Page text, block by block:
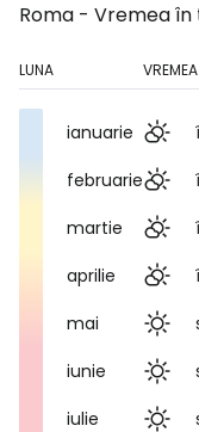
Roma - Vremea în
LUNA VREMEA
ianuarie
februarie
martie
aprilie
mai
iunie
iulie